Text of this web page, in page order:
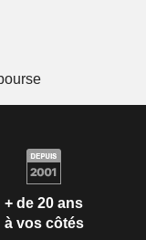
+ de 20 ans
à vos côtés